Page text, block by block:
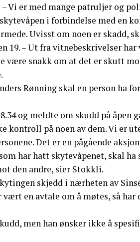
– Vi er med mange patruljer og
i forbindelse med en
Uvisst om noen er skadd,
– Ut fra vitnebeskrivelser
være snakk om at det er skutt
Rønning skal en person ha
og meldte om skudd på åpen
kontroll på noen av dem. Vi er
Det er en pågående
har hatt skytevåpenet, skal
den andre, sier Stokkli.
skjedd i nærheten av
en avtale om å møtes, så
men han ønsker ikke å